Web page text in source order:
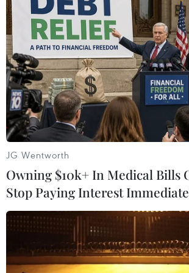
thuật và chiến thuật.
JG Wentworth
Owning $10k+ In Medical Bills
Stop Paying Interest